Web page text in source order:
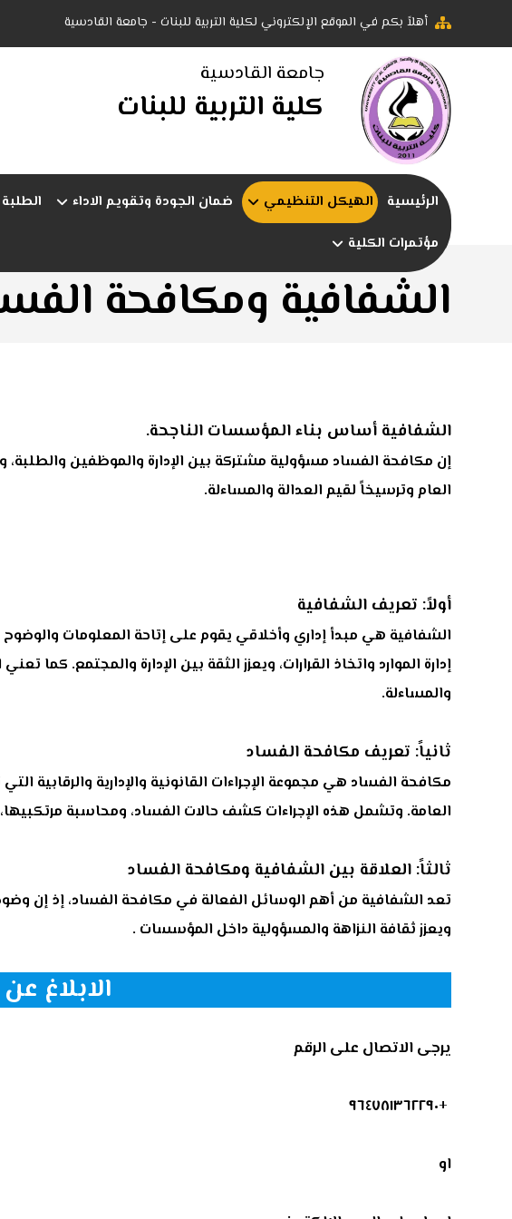
أهلاً بكم في الموقع الإلكتروني لكلية التربية للبنات - جامعة القادسية
جامعة القادسية
كلية التربية للبنات
الرئيسية الهيكل التنظيمي ضمان الجودة وتقويم الاداء الطلبة
مؤتمرات الكلية
الشفافية ومكافحة
الشفافية أساس بناء المؤسسات الناجحة.
إن مكافحة الفساد مسؤولية مشتركة بين الإدارة والموظفين والطلبة،
العام وترسيخاً لقيم العدالة والمساءلة.
أولاً: تعريف الشفافية
الشفافية هي مبدأ إداري وأخلاقي يقوم على إتاحة المعلومات والوضوح
إدارة الموارد واتخاذ القرارات، ويعزز الثقة بين الإدارة والمجتمع. كما
والمساءلة.
ثانياً: تعريف مكافحة الفساد
مكافحة الفساد هي مجموعة الإجراءات القانونية والإدارية
العامة. وتشمل هذه الإجراءات كشف حالات الفساد، ومحاسبة مرتكبيها،
ثالثاً: العلاقة بين الشفافية ومكافحة الفساد
تعد الشفافية من أهم الوسائل الفعالة في مكافحة الفساد، إذ إن
ويعزز ثقافة النزاهة والمسؤولية داخل المؤسسات .
الابلاغ
يرجى الاتصال على الرقم
+٩٦٤٧٨١٣٦٢٢٩٠
او